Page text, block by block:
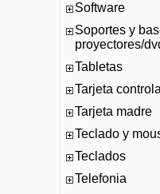
Software
Soportes y
proyectores/
Tabletas
Tarjeta
Tarjeta madre
Teclado y
Teclados
Telefonia